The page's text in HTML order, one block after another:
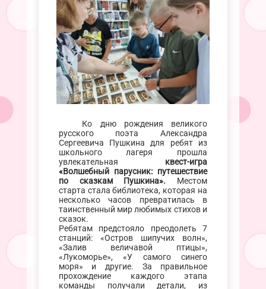
Ко дню рождения великого
русского поэта Александра
Сергеевича Пушкина для ребят из
школьного лагеря прошла
увлекательная квест-игра
«Волшебный парусник: путешествие
по сказкам Пушкина». Местом
старта стала библиотека, которая на
несколько часов превратилась в
таинственный мир любимых стихов и
сказок.
Ребятам предстояло преодолеть 7
станций: «Остров шипучих волн»,
«Залив величавой птицы»,
«Лукоморье», «У самого синего
моря» и другие. За правильное
прохождение каждого этапа
команды получали детали, из